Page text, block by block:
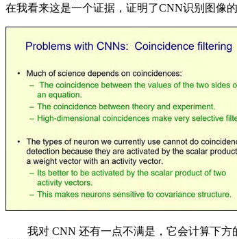
在我看来这是一个证据，证明了CNN识别图像
我对 CNN 还有一点不满是，它会计算下方